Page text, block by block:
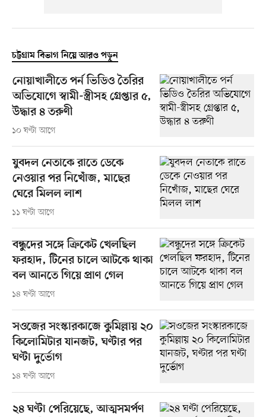
চট্টগ্রাম বিভাগ নিয়ে আরও পড়ুন
নোয়াখালীতে পর্ন ভিডিও তৈরির
অভিযোগে স্বামী-স্ত্রীসহ গ্রেপ্তার ৫,
উদ্ধার ৪ তরুণী
১০ ঘণ্টা আগে
যুবদল নেতাকে রাতে ডেকে
নেওয়ার পর নিখোঁজ, মাছের
ঘেরে মিলল লাশ
১১ ঘণ্টা আগে
বন্ধুদের সঙ্গে ক্রিকেট খেলছিল
ফরহাদ, টিনের চালে আটকে থাকা
বল আনতে গিয়ে প্রাণ গেল
১৪ ঘণ্টা আগে
সওজের সংস্কারকাজে কুমিল্লায় ২০
কিলোমিটার যানজট, ঘণ্টার পর
ঘণ্টা দুর্ভোগ
১৪ ঘণ্টা আগে
২৪ ঘণ্টা পেরিয়েছে, আত্মসমর্পণ